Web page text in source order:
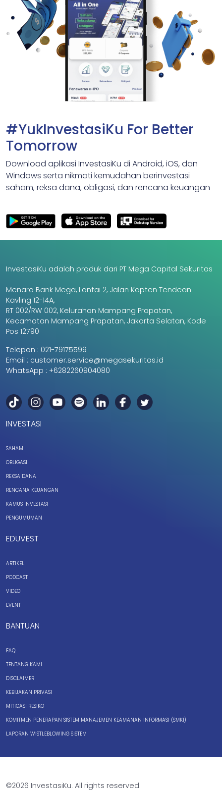
#YukInvestasiKu For Better
Tomorrow
Download aplikasi InvestasiKu di Android, iOS, dan
Windows serta nikmati kemudahan berinvestasi
saham, reksa dana, obligasi, dan rencana keuangan
InvestasiKu adalah produk dari PT Mega Capital Sekuritas
Menara Bank Mega, Lantai 2, Jalan Kapten Tendean
Kavling 12-14A,
RT 002/RW 002, Kelurahan Mampang Prapatan,
Kecamatan Mampang Prapatan, Jakarta Selatan, Kode
Pos 12790
Telepon : 021-79175599
Email : customer.service@megasekuritas.id
WhatsApp : +6282260904080
INVESTASI
SAHAM
OBLIGASI
REKSA DANA
RENCANA KEUANGAN
KAMUS INVESTASI
PENGUMUMAN
EDUVEST
ARTIKEL
PODCAST
VIDEO
EVENT
BANTUAN
FAQ
TENTANG KAMI
DISCLAIMER
KEBIJAKAN PRIVASI
MITIGASI RESIKO
KOMITMEN PENERAPAN SISTEM MANAJEMEN KEAMANAN INFORMASI (SMKI)
LAPORAN WISTLEBLOWING SISTEM
©2026 InvestasiKu. All rights reserved.